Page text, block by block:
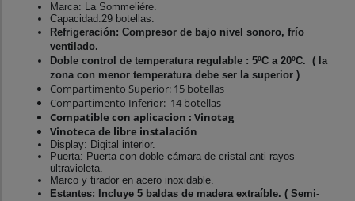
Marca: La Sommeliére.
Capacidad:29 botellas.
Refrigeración: Compresor de bajo nivel sonoro, frío
ventilado.
Doble control de temperatura regulable : 5ºC a 20ºC. ( la
zona con menor temperatura debe ser la superior )
Compartimento Superior: 15 botellas
Compartimento Inferior: 14 botellas
Compatible con aplicacion : Vinotag
Vinoteca de libre instalación
Display: Digital interior.
Puerta: Puerta con doble cámara de cristal anti rayos
ultravioleta.
Marco y tirador en acero inoxidable.
Estantes: Incluye 5 baldas de madera extraíble. ( Semi-